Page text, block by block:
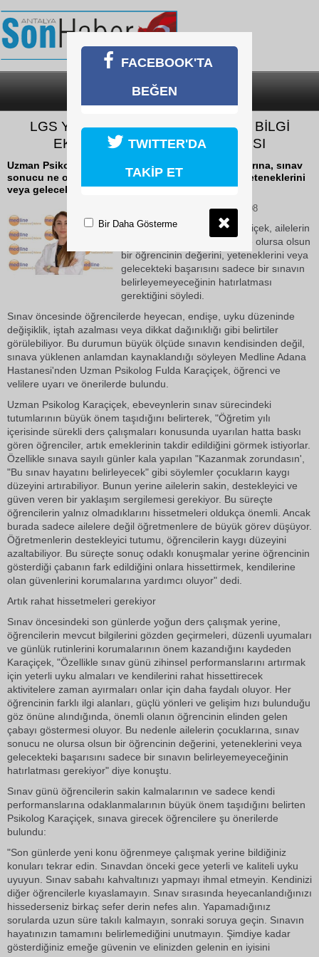
SON DAKİKA
LGS YOLUNDA EN BÜYÜK ENGEL BİLGİ
EKSİKLİĞİ DEĞİL SINAV KAYGISI
Uzman Psikolog Fulda Karaçiçek, ailelerin çocuklarına, sınav
sonucu ne olursa olsun bir öğrencinin değerini, yeteneklerini
veya gelecekteki başarısını...
11 Haziran 2026 Perşembe 12:08
Uzman Psikolog Fulda Karaçiçek, ailelerin
çocuklarına, sınav sonucu ne olursa olsun
bir öğrencinin değerini, yeteneklerini veya
gelecekteki başarısını sadece bir sınavın
belirleyemeyeceğinin hatırlatması
gerektiğini söyledi.
Sınav öncesinde öğrencilerde heyecan, endişe, uyku düzeninde
değişiklik, iştah azalması veya dikkat dağınıklığı gibi belirtiler
görülebiliyor. Bu durumun büyük ölçüde sınavın kendisinden değil,
sınava yüklenen anlamdan kaynaklandığı söyleyen Medline Adana
Hastanesi'nden Uzman Psikolog Fulda Karaçiçek, öğrenci ve
velilere uyarı ve önerilerde bulundu.
Uzman Psikolog Karaçiçek, ebeveynlerin sınav sürecindeki
tutumlarının büyük önem taşıdığını belirterek, "Öğretim yılı
içerisinde sürekli ders çalışmaları konusunda uyarılan hatta baskı
gören öğrenciler, artık emeklerinin takdir edildiğini görmek istiyorlar.
Özellikle sınava sayılı günler kala yapılan "Kazanmak zorundasın',
"Bu sınav hayatını belirleyecek" gibi söylemler çocukların kaygı
düzeyini artırabiliyor. Bunun yerine ailelerin sakin, destekleyici ve
güven veren bir yaklaşım sergilemesi gerekiyor. Bu süreçte
öğrencilerin yalnız olmadıklarını hissetmeleri oldukça önemli. Ancak
burada sadece ailelere değil öğretmenlere de büyük görev düşüyor.
Öğretmenlerin destekleyici tutumu, öğrencilerin kaygı düzeyini
azaltabiliyor. Bu süreçte sonuç odaklı konuşmalar yerine öğrencinin
gösterdiği çabanın fark edildiğini onlara hissettirmek, kendilerine
olan güvenlerini korumalarına yardımcı oluyor" dedi.
Artık rahat hissetmeleri gerekiyor
Sınav öncesindeki son günlerde yoğun ders çalışmak yerine,
öğrencilerin mevcut bilgilerini gözden geçirmeleri, düzenli uyumaları
ve günlük rutinlerini korumalarının önem kazandığını kaydeden
Karaçiçek, "Özellikle sınav günü zihinsel performanslarını artırmak
için yeterli uyku almaları ve kendilerini rahat hissettirecek
aktivitelere zaman ayırmaları onlar için daha faydalı oluyor. Her
öğrencinin farklı ilgi alanları, güçlü yönleri ve gelişim hızı bulunduğu
göz önüne alındığında, önemli olanın öğrencinin elinden gelen
çabayı göstermesi oluyor. Bu nedenle ailelerin çocuklarına, sınav
sonucu ne olursa olsun bir öğrencinin değerini, yeteneklerini veya
gelecekteki başarısını sadece bir sınavın belirleyemeyeceğinin
hatırlatması gerekiyor" diye konuştu.
Sınav günü öğrencilerin sakin kalmalarının ve sadece kendi
performanslarına odaklanmalarının büyük önem taşıdığını belirten
Psikolog Karaçiçek, sınava girecek öğrencilere şu önerilerde
bulundu:
"Son günlerde yeni konu öğrenmeye çalışmak yerine bildiğiniz
konuları tekrar edin. Sınavdan önceki gece yeterli ve kaliteli uyku
uyuyun. Sınav sabahı kahvaltınızı yapmayı ihmal etmeyin. Kendinizi
diğer öğrencilerle kıyaslamayın. Sınav sırasında heyecanlandığınızı
hissederseniz birkaç sefer derin nefes alın. Yapamadığınız
sorularda uzun süre takılı kalmayın, sonraki soruya geçin. Sınavın
hayatınızın tamamını belirlemediğini unutmayın. Şimdiye kadar
gösterdiğiniz emeğe güvenin ve elinizden gelenin en iyisini
FACEBOOK'TA
BEĞEN
TWITTER'DA
TAKİP ET
Bir Daha Gösterme